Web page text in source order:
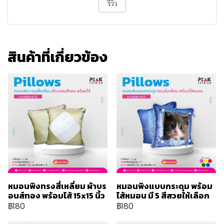
รีวิว
สินค้าที่เกี่ยวข้อง
หมอนพิงทรงสี่เหลี่ยม ผ้าบร
อนส์ทอง พร้อมไส้ 15x15 นิ้ว
฿180
หมอนพิงแบบกระดุม พร้อม
ไส้หมอน มี 5 สีสวยให้เลือก
฿180